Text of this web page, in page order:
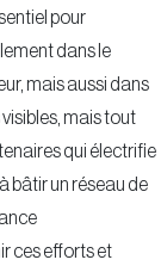
pour
dans le
mais aussi dans
mais tout
qui électrifie
bâtir un réseau de
ces efforts et